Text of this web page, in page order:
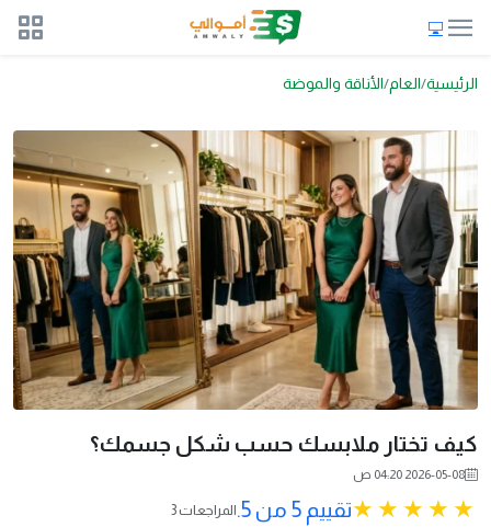
الرئيسية العام الأناقة والموضة
كيف تختار ملابسك حسب شكل جسمك؟
2026-05-08 04:20 ص
تقييم 5 من 5. 3 المراجعات